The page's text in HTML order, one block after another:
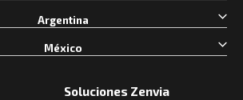
Soluciones Zenvia
Argentina
México